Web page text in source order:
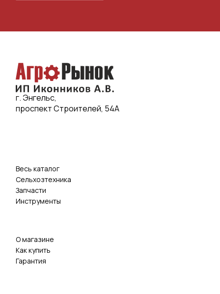
г. Энгельс,
проспект Строителей, 54А
Весь каталог
Сельхозтехника
Запчасти
Инструменты
О магазине
Как купить
Гарантия